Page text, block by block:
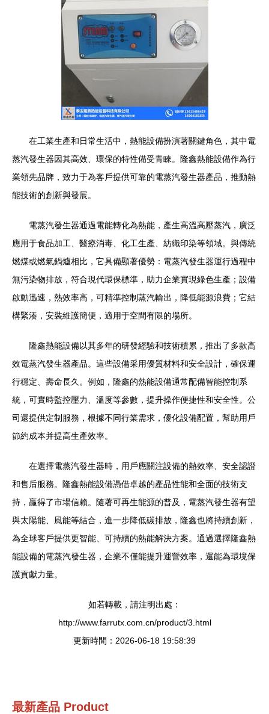
在工業生產和日常生活中，熱能設備扮演著關鍵角色，其中電
蒸汽發生器因其高效、環保的特性備受青睞。隆鑫熱能設備作為行
業領先品牌，致力于為客戶提供可靠的電蒸汽發生器產品，推動熱
能技術的創新與發展。
電蒸汽發生器通過電能轉化為熱能，產生高溫高壓蒸汽，廣泛
應用于食品加工、醫療消毒、化工生產、紡織印染等領域。與傳統
燃煤或燃氣鍋爐相比，它具備顯著優勢：電蒸汽發生器運行過程中
無污染物排放，符合現代環保標準，助力企業實現綠色生產；設備
啟動迅速，熱效率高，可精準控制蒸汽輸出，降低能源浪費；它結
構緊湊，安裝維護簡便，適用于空間有限的場所。
隆鑫熱能設備以其多年的研發經驗和技術積累，推出了多款高
效電蒸汽發生器產品。這些設備采用優質材料和安全設計，確保運
行穩定、壽命長久。例如，隆鑫的熱能設備通常配備智能控制系
統，可實時監控壓力、溫度等參數，提升操作便捷性和安全性。公
司還提供定制服務，根據不同行業需求，優化設備配置，幫助用戶
節約成本并提高生產效率。
在選擇電蒸汽發生器時，用戶應關注設備的熱效率、安全認證
和售后服務。隆鑫熱能設備憑借卓越的產品性能和全面的技術支
持，贏得了市場信賴。隨著可再生能源的普及，電蒸汽發生器有望
與太陽能、風能等結合，進一步降低碳排放，隆鑫也將持續創新，
為全球客戶提供更智能、可持續的熱能解決方案。通過選擇隆鑫熱
能設備的電蒸汽發生器，企業不僅能提升運營效率，還能為環境保
護貢獻力量。
如若轉載，請注明出處：
http://www.farrutx.com.cn/product/3.html
更新時間：2026-06-18 19:58:39
最新產品 Product